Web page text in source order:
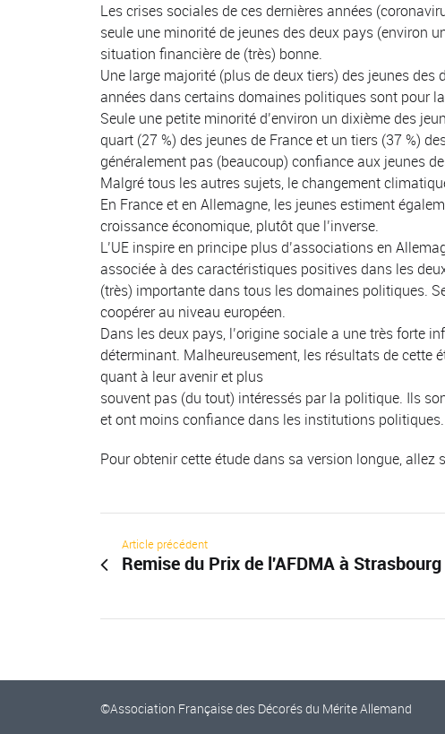
Les crises sociales de ces dernières années
seule une minorité de jeunes des deux pays (environ
situation financière de (très) bonne.
Une large majorité (plus de deux tiers) des jeunes
années dans certains domaines politiques sont pour
Seule une petite minorité d’environ un dixième des
quart (27 %) des jeunes de France et un tiers (37 %)
généralement pas (beaucoup) confiance aux jeunes
Malgré tous les autres sujets, le changement
En France et en Allemagne, les jeunes estiment
croissance économique, plutôt que l’inverse.
L’UE inspire en principe plus d’associations en
associée à des caractéristiques positives dans les
(très) importante dans tous les domaines politiques.
coopérer au niveau européen.
Dans les deux pays, l’origine sociale a une très forte
déterminant. Malheureusement, les résultats de
quant à leur avenir et plus
souvent pas (du tout) intéressés par la politique. Ils
et ont moins confiance dans les institutions politiques.
Pour obtenir cette étude dans sa version longue, allez
Article précédent
Remise du Prix de l'AFDMA à
©Association Française des Décorés du Mérite Allemand